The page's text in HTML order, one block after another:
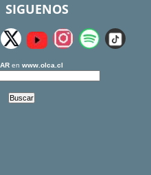
SIGUENOS
en www.olca.cl